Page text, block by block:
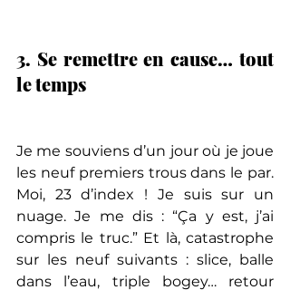
3. Se remettre en cause… tout
le temps
Je me souviens d’un jour où je joue
les neuf premiers trous dans le par.
Moi, 23 d’index ! Je suis sur un
nuage. Je me dis : “Ça y est, j’ai
compris le truc.” Et là, catastrophe
sur les neuf suivants : slice, balle
dans l’eau, triple bogey… retour